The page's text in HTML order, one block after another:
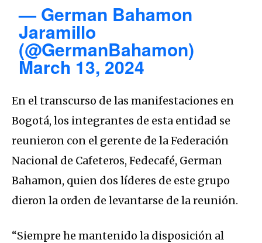
— German Bahamon
Jaramillo
(@GermanBahamon)
March 13, 2024
En el transcurso de las manifestaciones en
Bogotá, los integrantes de esta entidad se
reunieron con el gerente de la Federación
Nacional de Cafeteros, Fedecafé, German
Bahamon, quien dos líderes de este grupo
dieron la orden de levantarse de la reunión.
“Siempre he mantenido la disposición al